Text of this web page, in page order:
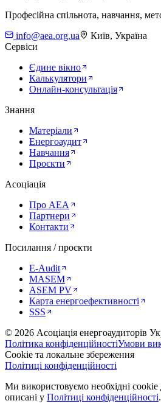
Професійна спільнота, навчання,
info@aea.org.ua
Київ, Україна
Сервіси
Єдине вікно
Калькулятори
Онлайн-консультація
Знання
Матеріали
Енергоаудит
Навчання
Проєкти
Асоціація
Про AEA
Партнери
Контакти
Посилання / проєкти
E-Audit
MASEM
ASEM PV
Карта енергоефективності
SSS
© 2026 Асоціація енергоаудиторів
Політика конфіденційностіУмови
Cookie та локальне збереження
Політиці конфіденційності
Ми використовуємо необхідні cookie
описані у Політиці конфіденційності.